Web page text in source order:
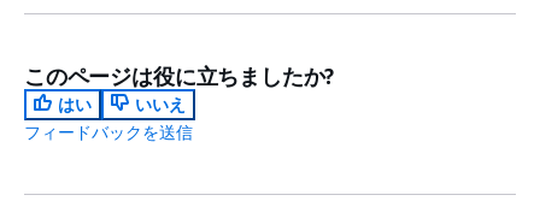
このページは役に立ちましたか?
はい
いいえ
フィードバックを送信